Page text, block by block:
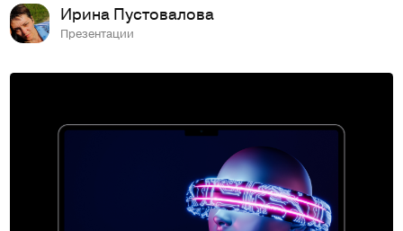
Ирина Пустовалова
Презентации